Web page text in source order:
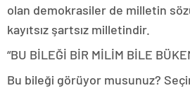
olan demokrasiler de milletin
kayıtsız şartsız milletindir.
“BU BİLEĞİ BİR MİLİM BİLE
Bu bileği görüyor musunuz?